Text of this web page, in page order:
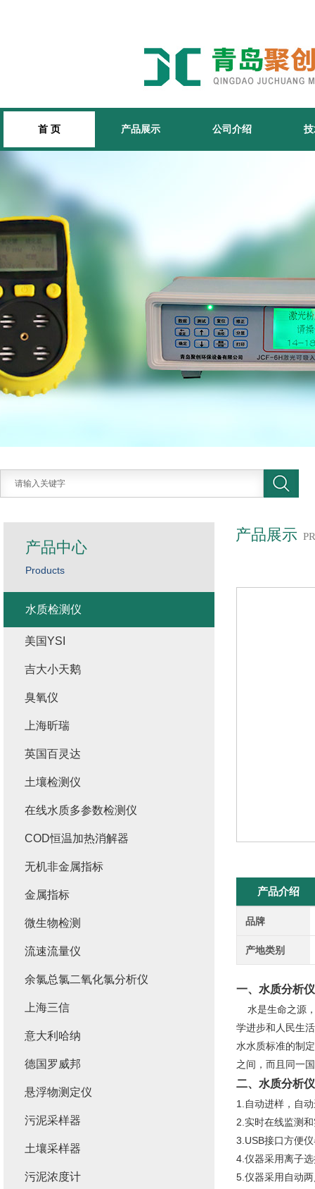
首 页 产品展示 公司介绍
产品展示
产品介绍
品牌
产地类别
一、 水质分析
水是生命之源，
学进步和人民生
水水质标准的制
之间，而且同一
二、 水质分析
1.自动进样，自
2.实时在线监测
3.USB接口方便
4.仪器采用离子
5.仪器采用自动
产品中心
Products
水质检测仪
美国YSI
吉大小天鹅
臭氧仪
上海昕瑞
英国百灵达
土壤检测仪
在线水质多参数检测仪
COD恒温加热消解器
无机非金属指标
金属指标
微生物检测
流速流量仪
余氯总氯二氧化氯分析仪
上海三信
意大利哈纳
德国罗威邦
悬浮物测定仪
污泥采样器
土壤采样器
污泥浓度计